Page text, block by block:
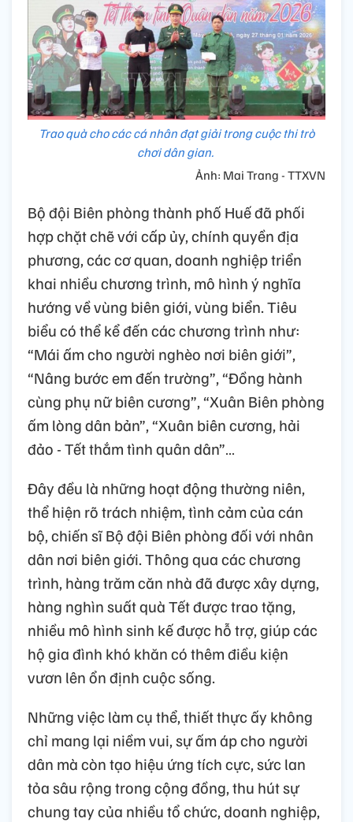
Trao quà cho các cá nhân đạt giải trong cuộc thi trò
chơi dân gian.
Ảnh: Mai Trang - TTXVN
Bộ đội Biên phòng thành phố Huế đã phối
hợp chặt chẽ với cấp ủy, chính quyền địa
phương, các cơ quan, doanh nghiệp triển
khai nhiều chương trình, mô hình ý nghĩa
hướng về vùng biên giới, vùng biển. Tiêu
biểu có thể kể đến các chương trình như:
“Mái ấm cho người nghèo nơi biên giới”,
“Nâng bước em đến trường”, “Đồng hành
cùng phụ nữ biên cương”, “Xuân Biên phòng
ấm lòng dân bản”, “Xuân biên cương, hải
đảo - Tết thắm tình quân dân”…
Đây đều là những hoạt động thường niên,
thể hiện rõ trách nhiệm, tình cảm của cán
bộ, chiến sĩ Bộ đội Biên phòng đối với nhân
dân nơi biên giới. Thông qua các chương
trình, hàng trăm căn nhà đã được xây dựng,
hàng nghìn suất quà Tết được trao tặng,
nhiều mô hình sinh kế được hỗ trợ, giúp các
hộ gia đình khó khăn có thêm điều kiện
vươn lên ổn định cuộc sống.
Những việc làm cụ thể, thiết thực ấy không
chỉ mang lại niềm vui, sự ấm áp cho người
dân mà còn tạo hiệu ứng tích cực, sức lan
tỏa sâu rộng trong cộng đồng, thu hút sự
chung tay của nhiều tổ chức, doanh nghiệp,